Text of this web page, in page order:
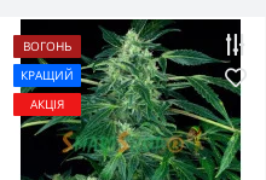
ВОГОНЬ
КРАЩИЙ
АКЦІЯ